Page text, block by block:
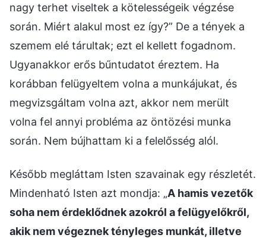
nagy terhet viseltek a kötelességeik végzése
során. Miért alakul most ez így?” De a tények a
szemem elé tárultak; ezt el kellett fogadnom.
Ugyanakkor erős bűntudatot éreztem. Ha
korábban felügyeltem volna a munkájukat, és
megvizsgáltam volna azt, akkor nem merült
volna fel annyi probléma az öntözési munka
során. Nem bújhattam ki a felelősség alól.
Később megláttam Isten szavainak egy részletét.
Mindenható Isten azt mondja: „A hamis vezetők
soha nem érdeklődnek azokról a felügyelőkről,
akik nem végeznek tényleges munkát, illetve